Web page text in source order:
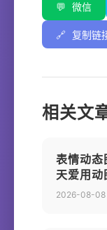
💬 微信
🔗 复制链
相关文
表情动态
天爱用动
2026-08-08